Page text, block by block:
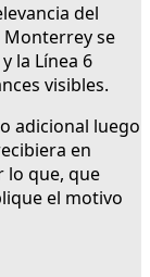
del
se
la Línea 6
visibles.
adicional luego
en
lo que, que
el motivo